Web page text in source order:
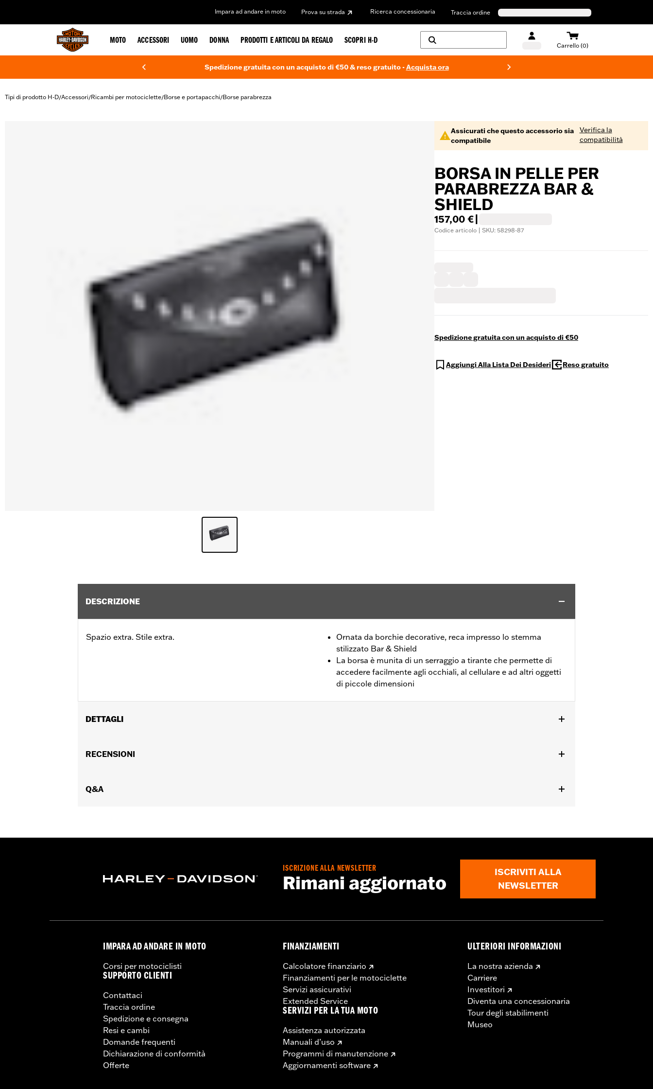
Impara ad andare in moto Prova su strada Ricerca concessionaria Traccia ordine
MOTO ACCESSORI UOMO DONNA PRODOTTI E ARTICOLI DA REGALO SCOPRI H-D
Carrello (0)
Spedizione gratuita con un acquisto di €50 & reso gratuito -Acquista ora
Tipi di prodotto H-D/Accessori/Ricambi per motociclette/Borse e portapacchi/Borse parabrezza
Assicurati che questo accessorio sia
compatibile
Verifica la
compatibilità
BORSA IN PELLE PER
PARABREZZA BAR &
SHIELD
157,00 €
Codice articolo | SKU: 58298-87
Spedizione gratuita con un acquisto di €50
Aggiungi Alla Lista Dei Desideri Reso gratuito
DESCRIZIONE
Spazio extra. Stile extra.
Ornata da borchie decorative, reca impresso lo stemma
stilizzato Bar & Shield
La borsa è munita di un serraggio a tirante che permette di
accedere facilmente agli occhiali, al cellulare e ad altri oggetti
di piccole dimensioni
DETTAGLI
modelli dotati di indicatori montati sul manubrio o supporto per attacco radio Road Tech™. Compatibile con i parabrezza per
UDM profondità del materiale:
Materiale:In pelle
RECENSIONI
Q&A
ISCRIZIONE ALLA NEWSLETTER
Rimani aggiornato
ISCRIVITI ALLA
NEWSLETTER
IMPARA AD ANDARE IN MOTO
Corsi per motociclisti
SUPPORTO CLIENTI
Contattaci
Traccia ordine
Spedizione e consegna
Resi e cambi
Domande frequenti
Dichiarazione di conformità
Offerte
FINANZIAMENTI
Calcolatore finanziario
Finanziamenti per le motociclette
Servizi assicurativi
Extended Service
SERVIZI PER LA TUA MOTO
Assistenza autorizzata
Manuali d’uso
Programmi di manutenzione
Aggiornamenti software
ULTERIORI INFORMAZIONI
La nostra azienda
Carriere
Investitori
Diventa una concessionaria
Tour degli stabilimenti
Museo